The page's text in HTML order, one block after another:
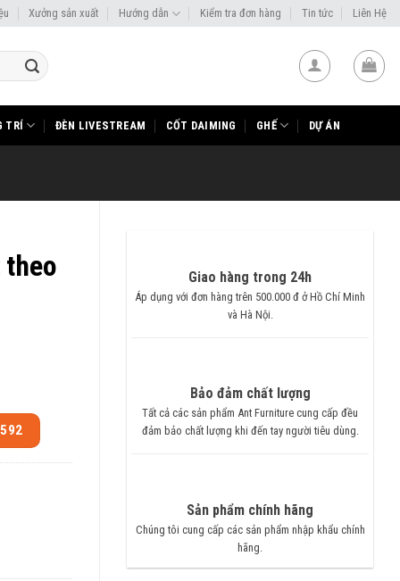
Xưởng sản xuất Hướng dẫn Kiểm tra đơn hàng Tin tức Liên Hệ
TRÍ ĐÈN LIVESTREAM CỐT DAIMING GHẾ DỰ ÁN
Giao hàng trong 24h
Áp dụng với đơn hàng trên 500.000 đ ở Hồ Chí Minh
và Hà Nội.
Bảo đảm chất lượng
Tất cả các sản phẩm Ant Furniture cung cấp đều
đảm bảo chất lượng khi đến tay người tiêu dùng.
Sản phẩm chính hãng
Chúng tôi cung cấp các sản phẩm nhập khẩu chính
hãng.